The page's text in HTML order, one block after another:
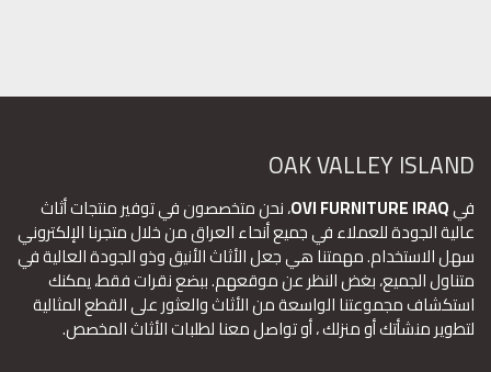
OAK VALLEY ISLAND
فيOVI FURNITURE IRAQ، نحن متخصصون في توفير منتجات أثاث
عالية الجودة للعملاء في جميع أنحاء العراق من خلال متجرنا الإلكتروني
سهل الاستخدام. مهمتنا هي جعل الأثاث الأنيق وذو الجودة العالية في
متناول الجميع، بغض النظر عن موقعهم. ببضع نقرات فقط، يمكنك
استكشاف مجموعتنا الواسعة من الأثاث والعثور على القطع المثالية
لتطوير منشأتك أو منزلك ، أو تواصل معنا لطلبات الأثاث المخصص.